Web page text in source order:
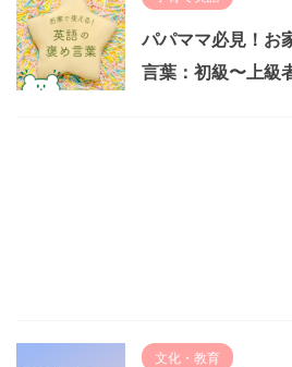
パパママ必見！お
言葉：初級〜上級
文化・教育